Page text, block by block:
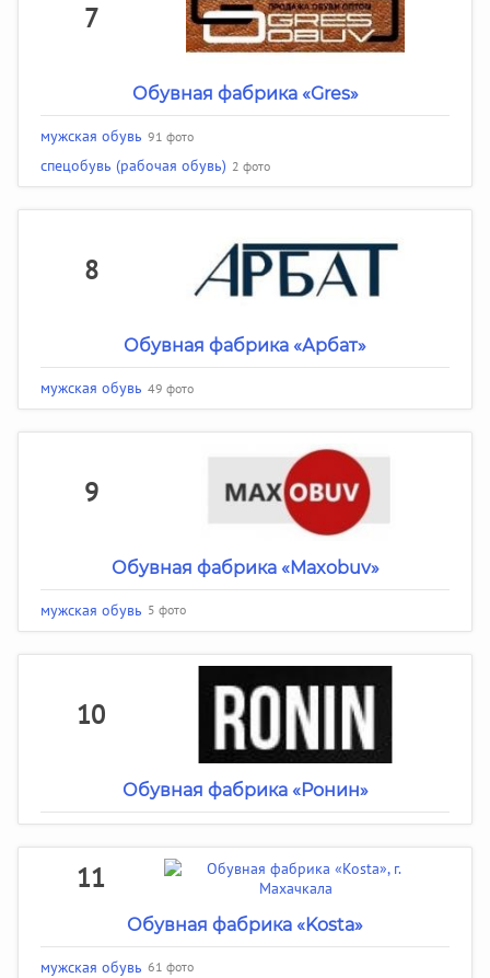
7
Обувная фабрика «Gres»
мужская обувь 91 фото
спецобувь (рабочая обувь) 2 фото
8
Обувная фабрика «Арбат»
мужская обувь 49 фото
9
Обувная фабрика «Maxobuv»
мужская обувь 5 фото
10
Обувная фабрика «Ронин»
11
Обувная фабрика «Kosta»
мужская обувь 61 фото